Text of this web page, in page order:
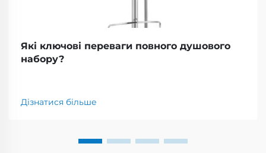
Які ключові переваги повного душового
набору?
Дізнатися більше